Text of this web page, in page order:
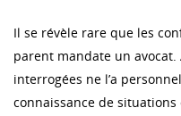
Il se révèle rare que les
parent mandate un
interrogées ne l’a
connaissance de